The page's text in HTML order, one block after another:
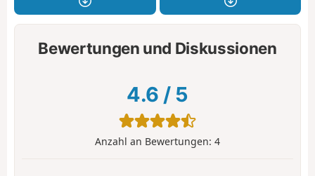
Bewertungen und Diskussionen
4.6 / 5
Anzahl an Bewertungen: 4